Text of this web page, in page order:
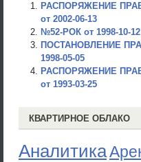
РАСПОРЯЖЕНИЕ
от 2002-06-13
№52-РОК от 1998-10-12
ПОСТАНОВЛЕНИЕ
1998-05-05
РАСПОРЯЖЕНИЕ
от 1993-03-25
КВАРТИРНОЕ ОБЛАКО
Аналитика